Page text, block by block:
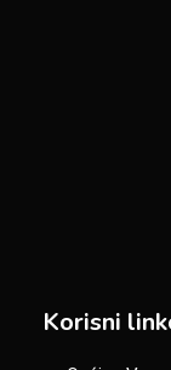
Korisni